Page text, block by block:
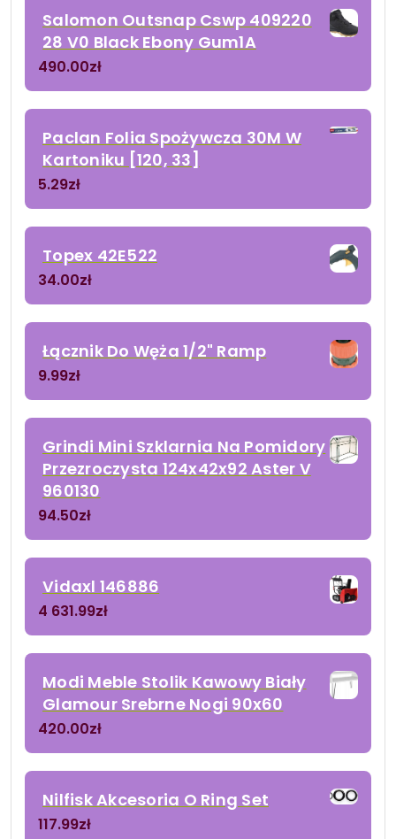
Salomon Outsnap Cswp 409220
28 V0 Black Ebony Gum1A
490.00zł
Paclan Folia Spożywcza 30M W
Kartoniku [120, 33]
5.29zł
Topex 42E522
34.00zł
Łącznik Do Węża 1/2" Ramp
9.99zł
Grindi Mini Szklarnia Na Pomidory
Przezroczysta 124x42x92 Aster V
960130
94.50zł
Vidaxl 146886
4 631.99zł
Modi Meble Stolik Kawowy Biały
Glamour Srebrne Nogi 90x60
420.00zł
Nilfisk Akcesoria O Ring Set
117.99zł